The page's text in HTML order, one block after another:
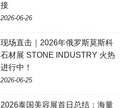
接
2026-06-26
现场直击｜2026年俄罗斯莫斯科
石材展 STONE INDUSTRY 火热
进行中！
2026-06-25
2026泰国美容展首日总结：海量